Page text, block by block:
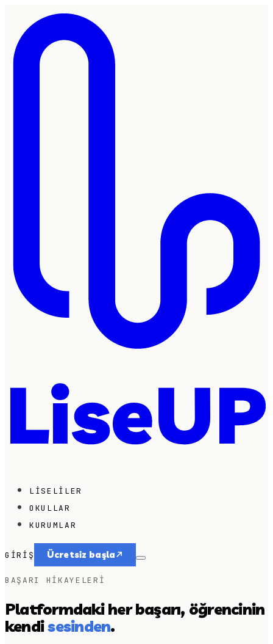
LISELILER
OKULLAR
KURUMLAR
GIRIŞ Ücretsiz başla
BAŞARI HIKAYELERI
Platformdaki her başarı, öğrencinin
kendisesinden.